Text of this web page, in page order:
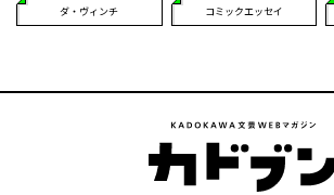
ダ・ヴィンチ コミックエッセイ